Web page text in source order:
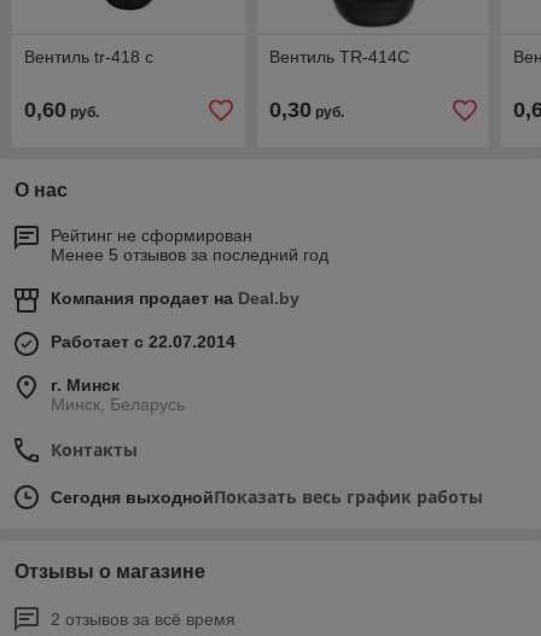
Вентиль tr-418 с
0,60 руб.
Вентиль TR-414С
0,30руб.
О нас
Рейтинг не сформирован
Менее 5 отзывов за последний год
Компания продает на Deal.by
Работает с 22.07.2014
г. Минск
Минск, Беларусь
Контакты
Сегодня выходнойПоказать весь график работы
Отзывы о магазине
2 отзывов за всё время